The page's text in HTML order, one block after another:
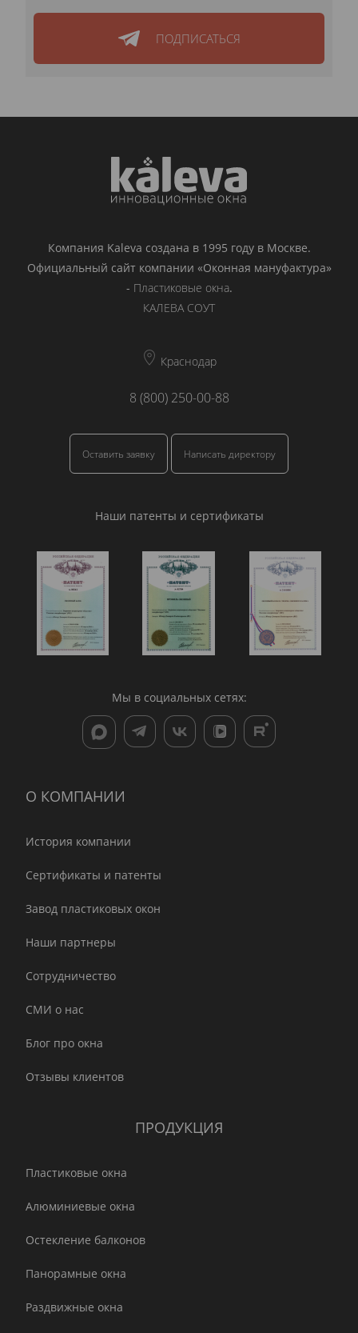
ПОДПИСАТЬСЯ
Компания Kaleva создана в 1995 году в Москве.
Официальный сайт компании «Оконная мануфактура»
- Пластиковые окна.
КАЛЕВА СОУТ
Краснодар
8 (800) 250-00-88
Оставить заявку Написать директору
Наши патенты и сертификаты
Мы в социальных сетях:
О КОМПАНИИ
История компании
Сертификаты и патенты
Завод пластиковых окон
Наши партнеры
Сотрудничество
СМИ о нас
Блог про окна
Отзывы клиентов
ПРОДУКЦИЯ
Пластиковые окна
Алюминиевые окна
Остекление балконов
Панорамные окна
Раздвижные окна